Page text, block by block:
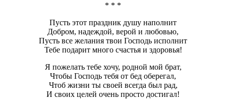
* * *
Пусть этот праздник душу наполнит
Добром, надеждой, верой и любовью,
Пусть все желания твои Господь исполнит
Тебе подарит много счастья и здоровья!
Я пожелать тебе хочу, родной мой брат,
Чтобы Господь тебя от бед оберегал,
Чтоб жизни ты своей всегда был рад,
И своих целей очень просто достигал!